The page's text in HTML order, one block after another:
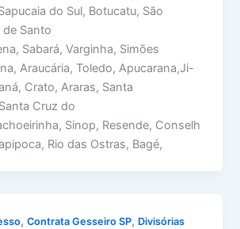
do Sul, Botucatu, São
Santo
Sabará, Varginha, Simões
Araucária, Toledo, Apucarana,Ji-
Crato, Araras, Santa
Cruz do
Sinop, Resende, Conselh
Rio das Ostras, Bagé,
,Contrata Gesseiro SP, Divisórias